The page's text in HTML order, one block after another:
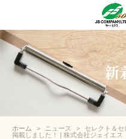
新
ホーム ニュース
セレクト＆
掲載しました！ | 株式会社ジェイエス